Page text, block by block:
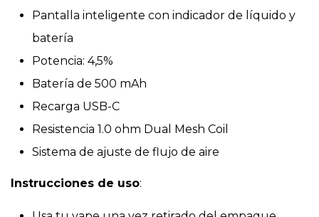
Pantalla inteligente con indicador de líquido y
batería
Potencia: 4,5%
Batería de 500 mAh
Recarga USB-C
Resistencia 1.0 ohm Dual Mesh Coil
Sistema de ajuste de flujo de aire
Instrucciones de uso: